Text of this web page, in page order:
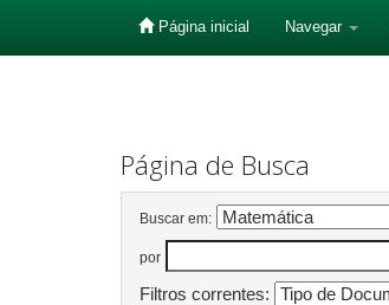
Página inicial Navegar
Página de Busca
Buscar em:
por
Filtros correntes: